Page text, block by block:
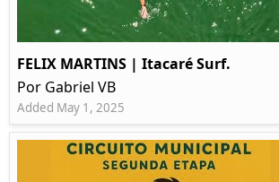
FELIX MARTINS | Itacaré Surf.
Por Gabriel VB
Added May 1, 2025